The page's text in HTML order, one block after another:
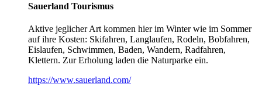
Sauerland Tourismus
Aktive jeglicher Art kommen hier im Winter wie im Sommer
auf ihre Kosten: Skifahren, Langlaufen, Rodeln, Bobfahren,
Eislaufen, Schwimmen, Baden, Wandern, Radfahren,
Klettern. Zur Erholung laden die Naturparke ein.
https://www.sauerland.com/